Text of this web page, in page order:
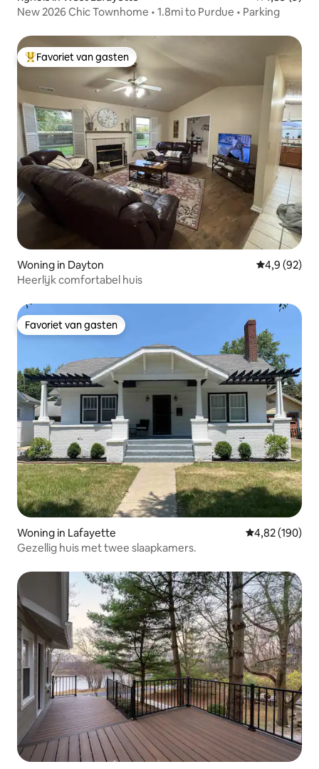
New 2026 Chic Townhome • 1.8mi to Purdue • Parking
Topfavoriet van gasten
Favoriet van gasten
Woning in Dayton Gemiddelde
4,9 (92)
Heerlijk comfortabel huis
Favoriet van gasten
Favoriet van gasten
Woning in Lafayette Gemiddelde
4,82 (190)
Gezellig huis met twee slaapkamers.